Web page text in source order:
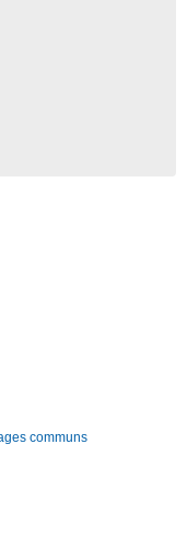
communs